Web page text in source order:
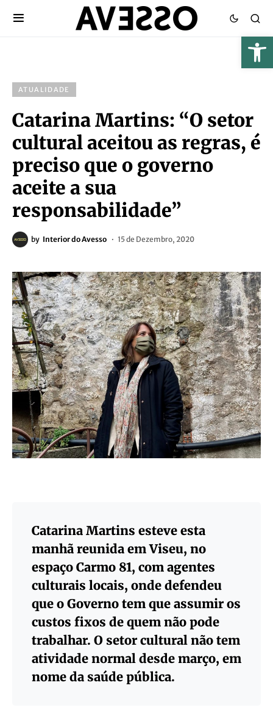
ATUALIDADE
Catarina Martins: “O setor
cultural aceitou as regras, é
preciso que o governo
aceite a sua
responsabilidade”
by Interior do Avesso 15 de Dezembro, 2020
Catarina Martins esteve esta
manhã reunida em Viseu, no
espaço Carmo 81, com agentes
culturais locais, onde defendeu
que o Governo tem que assumir os
custos fixos de quem não pode
trabalhar. O setor cultural não tem
atividade normal desde março, em
nome da saúde pública.